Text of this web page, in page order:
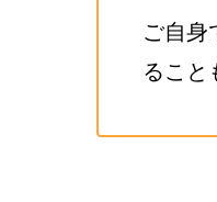
ご自身
ること